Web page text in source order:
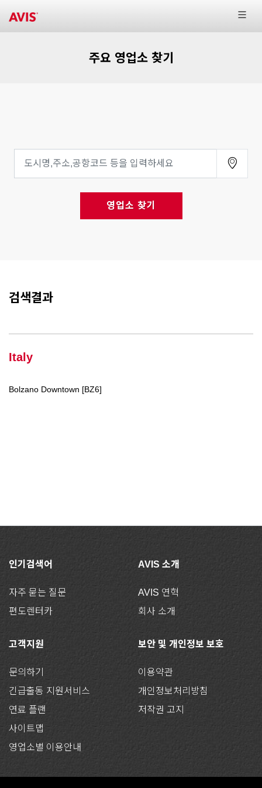
주요 영업소 찾기
영업소 찾기
검색결과
Italy
Bolzano Downtown [BZ6]
인기검색어
자주 묻는 질문
편도렌터카
AVIS 소개
AVIS 연혁
회사 소개
고객지원
문의하기
긴급출동 지원서비스
연료 플랜
사이트맵
영업소별 이용안내
보안 및 개인정보 보호
이용약관
개인정보처리방침
저작권 고지